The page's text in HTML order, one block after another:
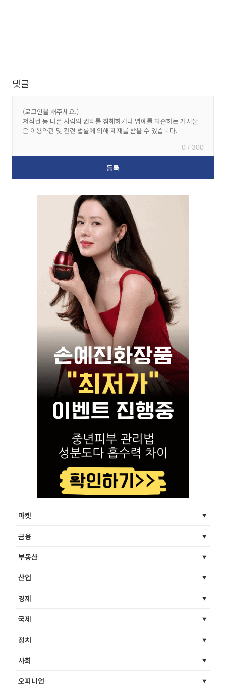
댓글
0 / 300
마켓
금융
부동산
산업
경제
국제
정치
사회
오피니언